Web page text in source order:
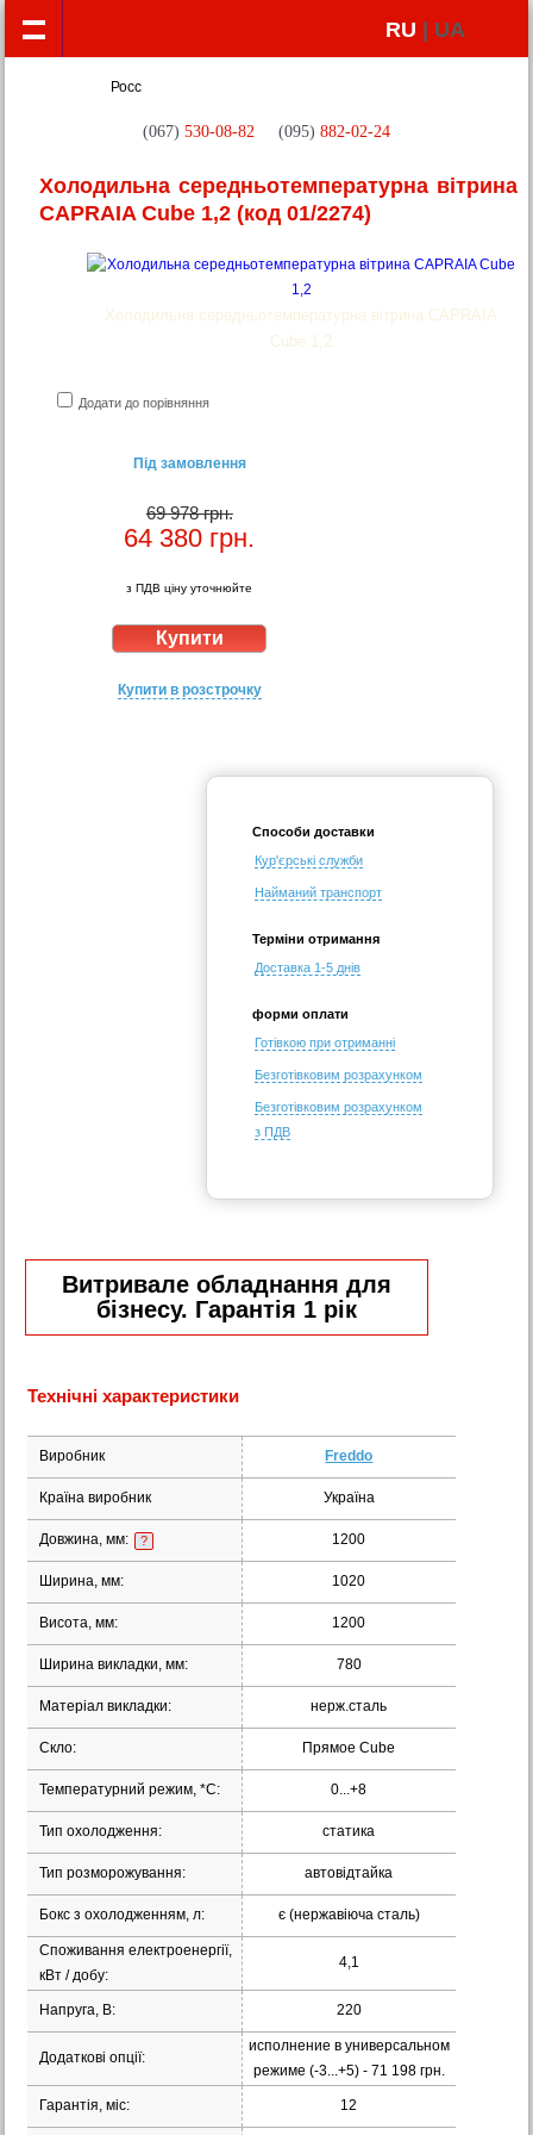
RU | UA
(067) 530-08-82 (095) 882-02-24
Холодильна середньотемпературна вітрина
CAPRAIA Cube 1,2 (код 01/2274)
Холодильна середньотемпературна вітрина CAPRAIA
Cube 1,2
Додати до порівняння
Під замовлення
69 978 грн.
64 380 грн.
з ПДВ ціну уточнюйте
Купити в розстрочку
Способи доставки
Кур'єрські служби
Найманий транспорт
Терміни отримання
Доставка 1-5 днів
форми оплати
Готівкою при отриманні
Безготівковим розрахунком
Безготівковим розрахунком
з ПДВ
Витривале обладнання для
бізнесу. Гарантія 1 рік
Технічні характеристики
Виробник Freddo
Країна виробник Україна
Довжина, мм: ? 1200
Ширина, мм: 1020
Висота, мм: 1200
Ширина викладки, мм: 780
Матеріал викладки: нерж.сталь
Скло: Прямое Cube
Температурний режим, *С: 0...+8
Тип охолодження: статика
Тип розморожування: автовідтайка
Бокс з охолодженням, л: є (нержавіюча сталь)
Споживання електроенергії,
кВт / добу:
4,1
Напруга, В: 220
Додаткові опції:
исполнение в универсальном
режиме (-3...+5) - 71 198 грн.
Гарантія, міс: 12